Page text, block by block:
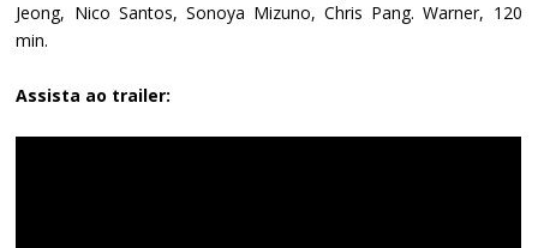
Jeong, Nico Santos, Sonoya Mizuno, Chris Pang. Warner, 120
min.
Assista ao trailer: